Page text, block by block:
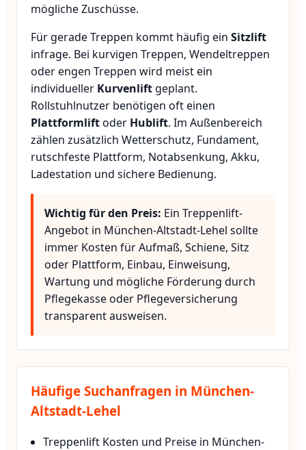
mögliche Zuschüsse.
Für gerade Treppen kommt häufig ein Sitzlift
infrage. Bei kurvigen Treppen, Wendeltreppen
oder engen Treppen wird meist ein
individueller Kurvenlift geplant.
Rollstuhlnutzer benötigen oft einen
Plattformliftoder Hublift. Im Außenbereich
zählen zusätzlich Wetterschutz, Fundament,
rutschfeste Plattform, Notabsenkung, Akku,
Ladestation und sichere Bedienung.
Wichtig für den Preis: Ein Treppenlift-
Angebot in München-Altstadt-Lehel sollte
immer Kosten für Aufmaß, Schiene, Sitz
oder Plattform, Einbau, Einweisung,
Wartung und mögliche Förderung durch
Pflegekasse oder Pflegeversicherung
transparent ausweisen.
Häufige Suchanfragen in München-
Altstadt-Lehel
Treppenlift Kosten und Preise in München-